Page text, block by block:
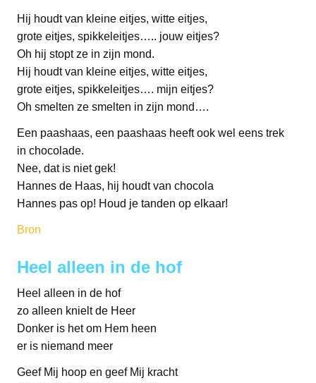
Hij houdt van kleine eitjes, witte eitjes,
grote eitjes, spikkeleitjes….. jouw eitjes?
Oh hij stopt ze in zijn mond.
Hij houdt van kleine eitjes, witte eitjes,
grote eitjes, spikkeleitjes…. mijn eitjes?
Oh smelten ze smelten in zijn mond….
Een paashaas, een paashaas heeft ook wel eens trek
in chocolade.
Nee, dat is niet gek!
Hannes de Haas, hij houdt van chocola
Hannes pas op! Houd je tanden op elkaar!
Bron
Heel alleen in de hof
Heel alleen in de hof
zo alleen knielt de Heer
Donker is het om Hem heen
er is niemand meer
Geef Mij hoop en geef Mij kracht